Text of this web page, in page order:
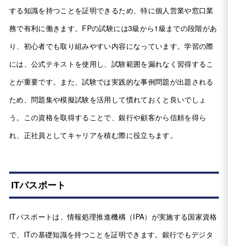
する知識を持つことを証明できるため、特に個人営業や窓口業
務で有利に働きます。FPの試験には3級から1級までの段階があ
り、初心者でも取り組みやすい内容になっています。学習の際
には、公式テキストを使用し、試験範囲を漏れなく習得するこ
とが重要です。また、試験では実践的な事例問題が出題される
ため、問題集や模擬試験を活用して慣れておくと良いでしょ
う。この資格を取得することで、銀行や顧客から信頼を得ら
れ、正社員としてキャリアを積む際に役立ちます。
ITパスポート
ITパスポートは、情報処理推進機構（IPA）が実施する国家資格
で、ITの基礎知識を持つことを証明できます。銀行でもデジタ